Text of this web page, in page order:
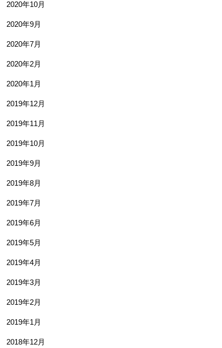
2020年10月
2020年9月
2020年7月
2020年2月
2020年1月
2019年12月
2019年11月
2019年10月
2019年9月
2019年8月
2019年7月
2019年6月
2019年5月
2019年4月
2019年3月
2019年2月
2019年1月
2018年12月